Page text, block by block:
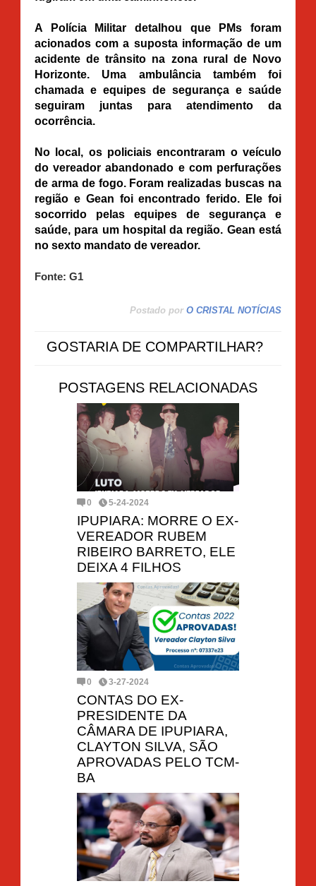
A Polícia Militar detalhou que PMs foram
acionados com a suposta informação de um
acidente de trânsito na zona rural de Novo
Horizonte. Uma ambulância também foi
chamada e equipes de segurança e saúde
seguiram juntas para atendimento da
ocorrência.
No local, os policiais encontraram o veículo
do vereador abandonado e com perfurações
de arma de fogo. Foram realizadas buscas na
região e Gean foi encontrado ferido. Ele foi
socorrido pelas equipes de segurança e
saúde, para um hospital da região. Gean está
no sexto mandato de vereador.
Fonte: G1
Postado por O CRISTAL NOTÍCIAS
GOSTARIA DE COMPARTILHAR?
POSTAGENS RELACIONADAS
0 5-24-2024
IPUPIARA: MORRE O EX-
VEREADOR RUBEM
RIBEIRO BARRETO, ELE
DEIXA 4 FILHOS
0 3-27-2024
CONTAS DO EX-
PRESIDENTE DA
CÂMARA DE IPUPIARA,
CLAYTON SILVA, SÃO
APROVADAS PELO TCM-
BA